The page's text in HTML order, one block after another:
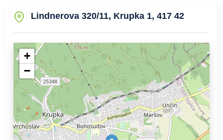
Lindnerova 320/11, Krupka 1, 417 42
+
−